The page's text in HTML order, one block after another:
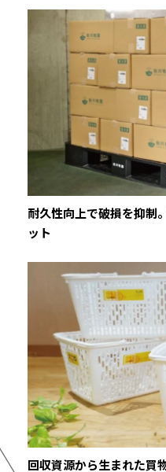
耐久性向上で破損を抑制
ット
回収資源から生まれた買